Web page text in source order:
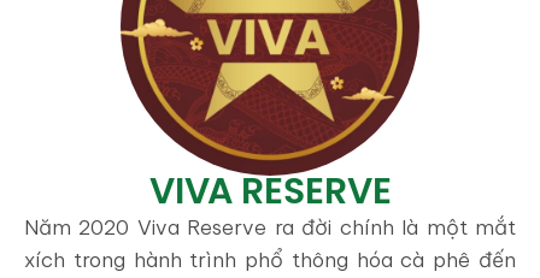
VIVA RESERVE
Năm 2020 Viva Reserve ra đời chính là một mắt
xích trong hành trình phổ thông hóa cà phê đến